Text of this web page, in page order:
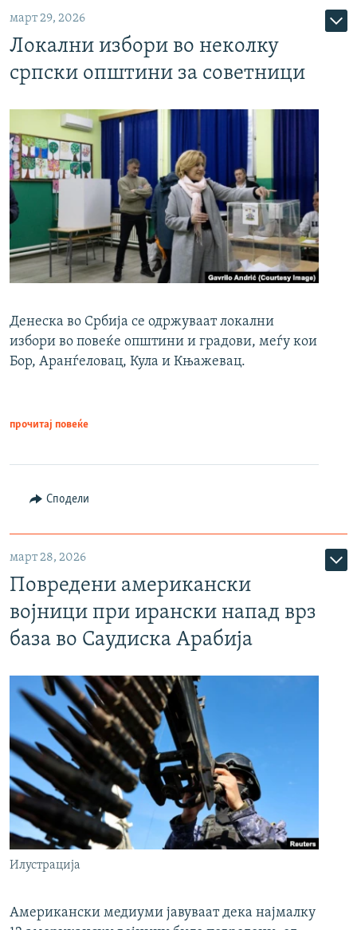
март 29, 2026
Локални избори во неколку
српски општини за советници
Денеска во Србија се одржуваат локални
избори во повеќе општини и градови, меѓу кои
Бор, Аранѓеловац, Кула и Књажевац.
прочитај повеќе
Сподели
март 28, 2026
Повредени американски
војници при ирански напад врз
база во Саудиска Арабија
Илустрација
Американски медиуми јавуваат дека најмалку